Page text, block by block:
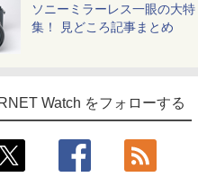
ソニーミラーレス一眼の大特
集！ 見どころ記事まとめ
Watch をフォローする